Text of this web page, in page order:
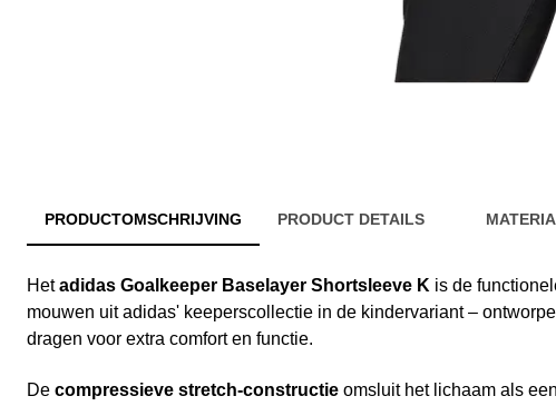
PRODUCTOMSCHRIJVING PRODUCT DETAILS
Hetadidas Goalkeeper Baselayer Shortsleeve K is de
mouwen uit adidas' keeperscollectie in de kindervariant –
dragen voor extra comfort en functie.
De compressieve stretch-constructie omsluit het lichaam als